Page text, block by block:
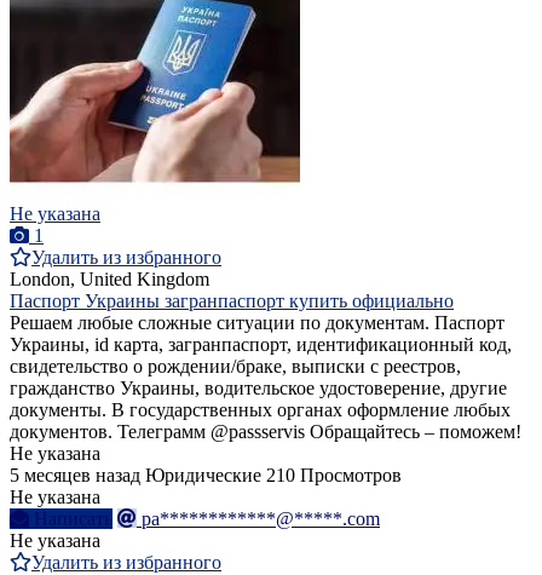
Не указана
1
Удалить из избранного
London, United Kingdom
Паспорт Украины загранпаспорт купить официально
Решаем любые сложные ситуации по документам. Паспорт
Украины, id карта, загранпаспорт, идентификационный код,
свидетельство о рождении/браке, выписки с реестров,
гражданство Украины, водительское удостоверение, другие
документы. В государственных органах оформление любых
документов. Телеграмм @passservis Обращайтесь – поможем!
Не указана
5 месяцев назад Юридические 210 Просмотров
Не указана
Написать
pa************@*****.com
Не указана
Удалить из избранного